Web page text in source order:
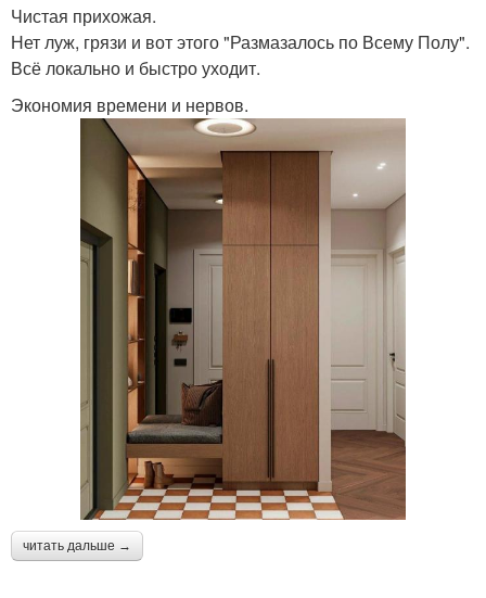
Чистая прихожая.
Нет луж, грязи и вот этого "Размазалось по Всему Полу".
Всё локально и быстро уходит.
Экономия времени и нервов.
читать дальше →